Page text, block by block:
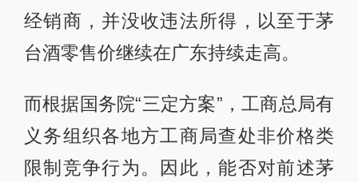
经销商，并没收违法所得，以至于茅
台酒零售价继续在广东持续走高。
而根据国务院“三定方案”，工商总局有
义务组织各地方工商局查处非价格类
限制竞争行为。因此，能否对前述茅